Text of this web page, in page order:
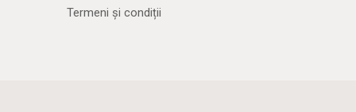
Termeni și condiții